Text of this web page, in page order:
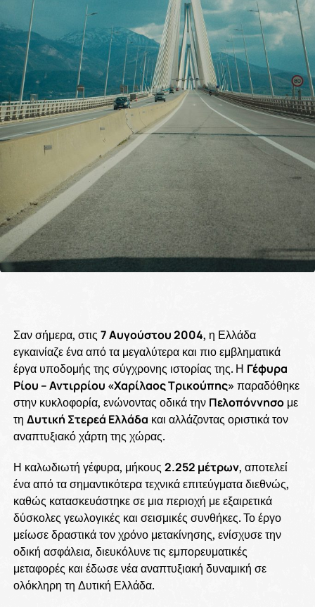
Σαν σήμερα, στις 7 Αυγούστου 2004, η Ελλάδα
εγκαινίαζε ένα από τα μεγαλύτερα και πιο εμβληματικά
έργα υποδομής της σύγχρονης ιστορίας της. Η Γέφυρα
Ρίου – Αντιρρίου «Χαρίλαος Τρικούπης» παραδόθηκε
στην κυκλοφορία, ενώνοντας οδικά την Πελοπόννησομε
τη Δυτική Στερεά Ελλάδα και αλλάζοντας οριστικά τον
αναπτυξιακό χάρτη της χώρας.
Η καλωδιωτή γέφυρα, μήκους 2.252 μέτρων, αποτελεί
ένα από τα σημαντικότερα τεχνικά επιτεύγματα διεθνώς,
καθώς κατασκευάστηκε σε μια περιοχή με εξαιρετικά
δύσκολες γεωλογικές και σεισμικές συνθήκες. Το έργο
μείωσε δραστικά τον χρόνο μετακίνησης, ενίσχυσε την
οδική ασφάλεια, διευκόλυνε τις εμπορευματικές
μεταφορές και έδωσε νέα αναπτυξιακή δυναμική σε
ολόκληρη τη Δυτική Ελλάδα.